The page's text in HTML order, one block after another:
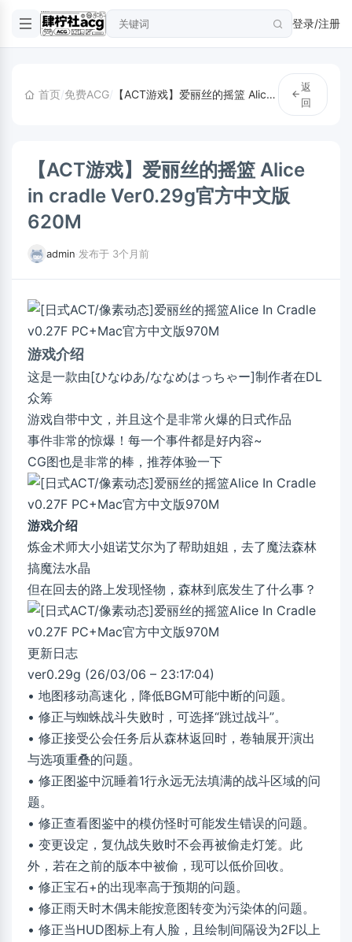
登录/注册
首页/免费ACG/ 【ACT游戏】爱丽丝的摇篮 Alice in cradle Ver0.29g官方中文版620M
返
回
【ACT游戏】爱丽丝的摇篮 Alice
in cradle Ver0.29g官方中文版
620M
admin 发布于 3个月前
游戏介绍
这是一款由[ひなゆあ/ななめはっちゃー]制作者在DL
众筹
游戏自带中文，并且这个是非常火爆的日式作品
事件非常的惊爆！每一个事件都是好内容~
CG图也是非常的棒，推荐体验一下
游戏介绍
炼金术师大小姐诺艾尔为了帮助姐姐，去了魔法森林
搞魔法水晶
但在回去的路上发现怪物，森林到底发生了什么事？
更新日志
ver0.29g (26/03/06 – 23:17:04)
• 地图移动高速化，降低BGM可能中断的问题。
• 修正与蜘蛛战斗失败时，可选择“跳过战斗”。
• 修正接受公会任务后从森林返回时，卷轴展开演出
与选项重叠的问题。
• 修正图鉴中沉睡着1行永远无法填满的战斗区域的问
题。
• 修正查看图鉴中的模仿怪时可能发生错误的问题。
• 变更设定，复仇战失败时不会再被偷走灯笼。此
外，若在之前的版本中被偷，现可以低价回收。
• 修正宝石+的出现率高于预期的问题。
• 修正雨天时木偶未能按意图转变为污染体的问题。
• 修正当HUD图标上有人脸，且绘制间隔设为2F以上